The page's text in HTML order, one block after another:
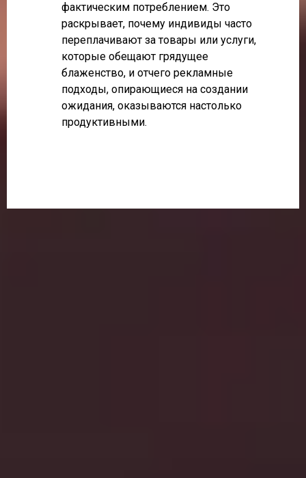
фактическим потреблением. Это
раскрывает, почему индивиды часто
переплачивают за товары или услуги,
которые обещают грядущее
блаженство, и отчего рекламные
подходы, опирающиеся на создании
ожидания, оказываются настолько
продуктивными.